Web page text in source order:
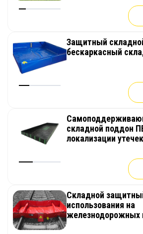
Защитный
бескаркасный
складной поддон
локализации
Складной
использования на
железнодорожных